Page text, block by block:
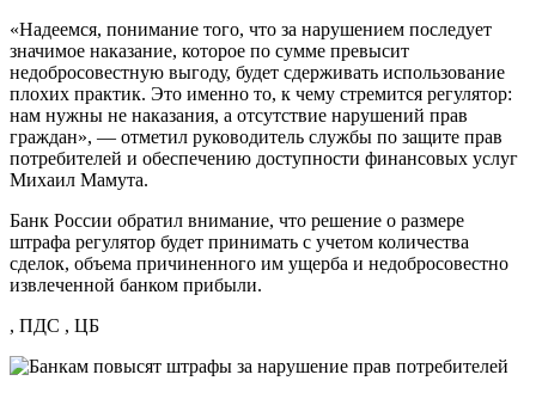
«Надеемся, понимание того, что за нарушением последует
значимое наказание, которое по сумме превысит
недобросовестную выгоду, будет сдерживать использование
плохих практик. Это именно то, к чему стремится регулятор:
нам нужны не наказания, а отсутствие нарушений прав
граждан», — отметил руководитель службы по защите прав
потребителей и обеспечению доступности финансовых услуг
Михаил Мамута.
Банк России обратил внимание, что решение о размере
штрафа регулятор будет принимать с учетом количества
сделок, объема причиненного им ущерба и недобросовестно
извлеченной банком прибыли.
, ПДС , ЦБ